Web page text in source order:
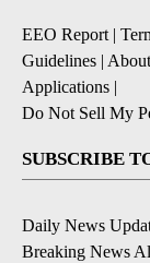
EEO Report |
Guidelines |
Applications |
Do Not Sell My
SUBSCRIBE
Daily News
Breaking News